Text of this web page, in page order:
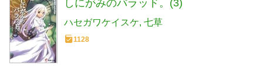
しにがみのバラッド。(3)
ハセガワケイスケ 七草
1128